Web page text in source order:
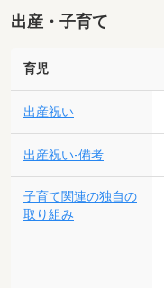
出産・子育て
育児
出産祝い
出産祝い-備考
子育て関連の独自の
取り組み